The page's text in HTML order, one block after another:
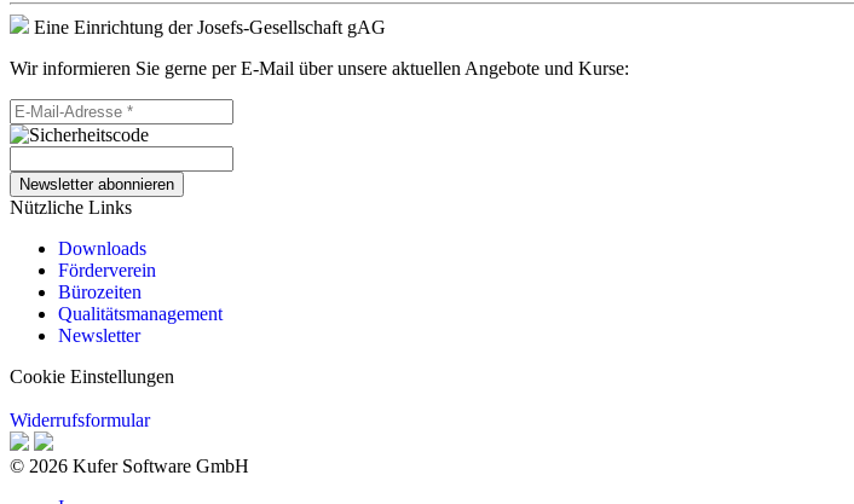
Eine Einrichtung der Josefs-Gesellschaft gAG
Wir informieren Sie gerne per E-Mail über unsere aktuellen Angebote und Kurse:
Newsletter abonnieren
Nützliche Links
Downloads
Förderverein
Bürozeiten
Qualitätsmanagement
Newsletter
Cookie Einstellungen
Widerrufsformular
© 2026 Kufer Software GmbH